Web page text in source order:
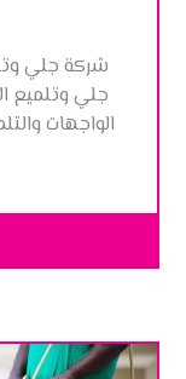
شركة جلي
جلي وتلميع
الواجهات